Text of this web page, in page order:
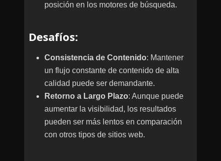
posición en los motores de búsqueda.
Desafíos:
Consistencia de Contenido: Mantener
un flujo constante de contenido de alta
calidad puede ser demandante.
Retorno a Largo Plazo: Aunque puede
aumentar la visibilidad, los resultados
pueden ser más lentos en comparación
con otros tipos de sitios web.